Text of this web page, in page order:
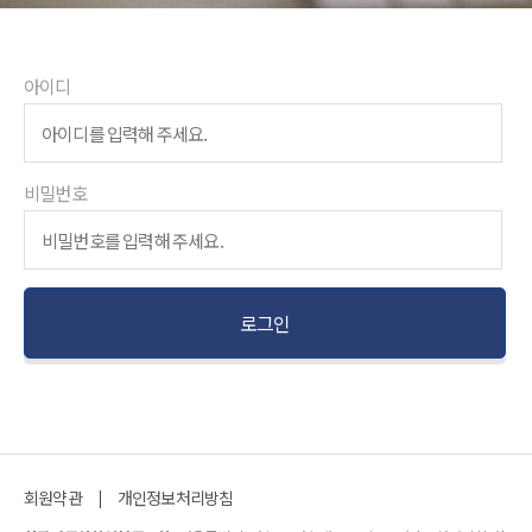
아이디
비밀번호
회원약관 개인정보처리방침